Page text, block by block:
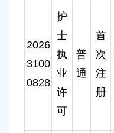
2026
3100
0828
护
士
执
业
许
可
普
通
首
次
注
册